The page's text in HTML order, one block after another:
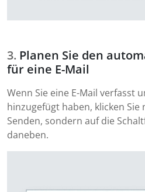
Planen Sie den
für eine E-Mail
Wenn Sie eine E-Mail verfasst
hinzugefügt haben, klicken
Senden, sondern auf die
daneben.